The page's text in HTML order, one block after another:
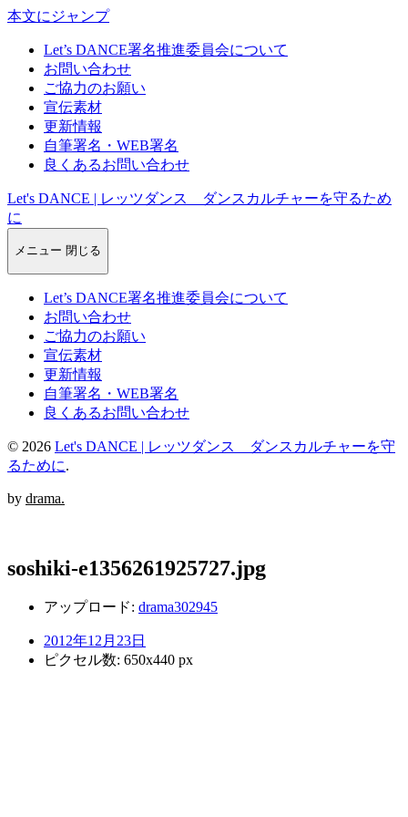
本文にジャンプ
Let’s DANCE署名推進委員会について
お問い合わせ
ご協力のお願い
宣伝素材
更新情報
自筆署名・WEB署名
良くあるお問い合わせ
Let's DANCE | レッツダンス ダンスカルチャーを守るため
に
メニュー 閉じる
Let’s DANCE署名推進委員会について
お問い合わせ
ご協力のお願い
宣伝素材
更新情報
自筆署名・WEB署名
良くあるお問い合わせ
© 2026 Let's DANCE | レッツダンス ダンスカルチャーを守
るために.
by drama.
soshiki-e1356261925727.jpg
アップロード: drama302945
2012年12月23日
ピクセル数: 650x440 px